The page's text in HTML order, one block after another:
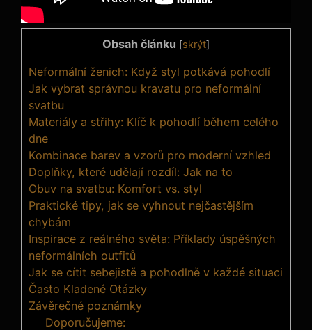
Obsah článku [skrýt]
Neformální ženich: Když styl potkává pohodlí
Jak vybrat správnou kravatu pro neformální
svatbu
Materiály a střihy: Klíč k pohodlí během celého
dne
Kombinace barev a vzorů pro moderní vzhled
Doplňky, které udělají rozdíl: Jak na to
Obuv na svatbu: Komfort vs. styl
Praktické tipy, jak se vyhnout nejčastějším
chybám
Inspirace z reálného světa: Příklady úspěšných
neformálních outfitů
Jak se cítit sebejistě a pohodlně v každé situaci
Často Kladené Otázky
Závěrečné poznámky
Doporučujeme: